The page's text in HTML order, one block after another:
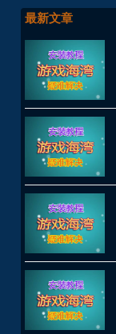
最新文章